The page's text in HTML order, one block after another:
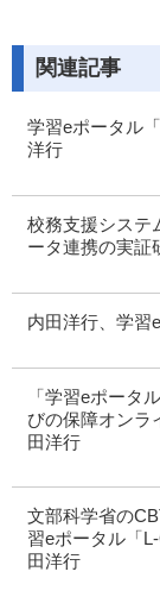
関連記事
学習eポータル
洋行
校務支援システ
ータ連携の実
内田洋行、学
「学習eポータ
びの保障オンラ
田洋行
文部科学省の
習eポータル「
田洋行